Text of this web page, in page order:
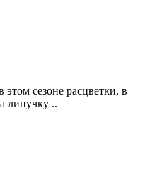
сезоне расцветки, в
липучку ..